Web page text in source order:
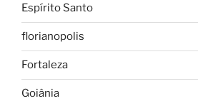
Espírito Santo
florianopolis
Fortaleza
Goiânia